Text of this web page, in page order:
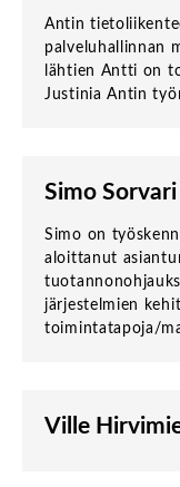
Antin
palveluhallinnan
lähtien Antti on
Justinia Antin
Simo Sorvari
Simo on
aloittanut
järjestelmien
toimintatapoja/
Ville